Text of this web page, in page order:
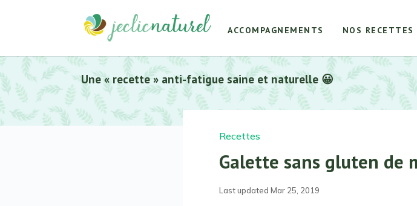
ACCOMPAGNEMENTS NOS RECETTES
Une « recette » anti-fatigue saine et naturelle 😀
Recettes
Galette sans gluten
Last updated Mar 25, 2019